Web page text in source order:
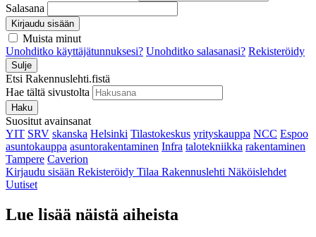
Salasana
Kirjaudu sisään
Muista minut
Unohditko käyttäjätunnuksesi? Unohditko salasanasi? Rekisteröidy
Sulje
Etsi Rakennuslehti.fistä
Hae tältä sivustolta
Haku
Suositut avainsanat
YIT SRV skanska Helsinki Tilastokeskus yrityskauppa NCC Espoo
asuntokauppa asuntorakentaminen Infra talotekniikka rakentaminen
Tampere Caverion
Kirjaudu sisään Rekisteröidy Tilaa Rakennuslehti Näköislehdet
Uutiset
Lue lisää näistä aiheista